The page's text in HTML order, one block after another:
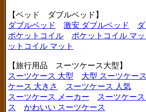
【ベッド ダブルベッド】
ダブルベッド
激安 ダブルベッド
ポケットコイル
ポケットコイル マ
ットコイル マット
【旅行用品 スーツケース大型】
スーツケース 大型
大型 スーツケース
ケース 大きさ
スーツケース 人気
スーツケース メーカー
スーツケー
ス
かわいい スーツケース